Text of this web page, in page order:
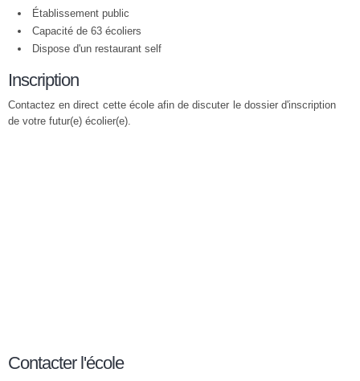
Établissement public
Capacité de 63 écoliers
Dispose d'un restaurant self
Inscription
Contactez en direct cette école afin de discuter le dossier d'inscription
de votre futur(e) écolier(e).
Contacter l'école